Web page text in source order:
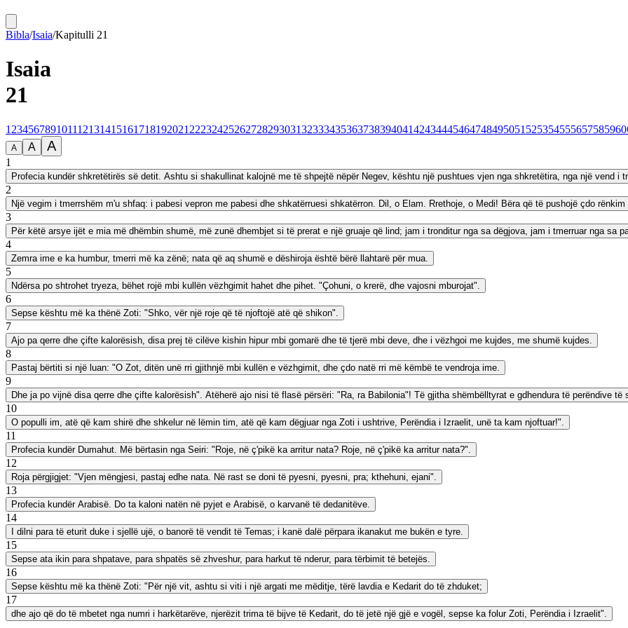
Bibla/Isaia/Kapitulli 21
Isaia
21
1 23456789101112131415161718192021 222324252627282930313233343536373839404142434445464748495051 525354555657585960
A A A
1
Profecia kundër shkretëtirës së detit. Ashtu si shakullinat kalojnë me të shpejtë nëpër Negev, kështu një pushtues vjen nga shkretëtira, nga një vend i
2
Një vegim i tmerrshëm m'u shfaq: i pabesi vepron me pabesi dhe shkatërruesi shkatërron. Dil, o Elam. Rrethoje, o Medi! Bëra që të pushojë çdo rënkim
3
Për këtë arsye ijët e mia më dhëmbin shumë, më zunë dhembjet si të prerat e një gruaje që lind; jam i tronditur nga sa dëgjova, jam i tmerruar nga sa
4
Zemra ime e ka humbur, tmerri më ka zënë; nata që aq shumë e dëshiroja është bërë llahtarë për mua.
5
Ndërsa po shtrohet tryeza, bëhet rojë mbi kullën vëzhgimit hahet dhe pihet. "Çohuni, o krerë, dhe vajosni mburojat".
6
Sepse kështu më ka thënë Zoti: "Shko, vër një roje që të njoftojë atë që shikon".
7
Ajo pa qerre dhe çifte kalorësish, disa prej të cilëve kishin hipur mbi gomarë dhe të tjerë mbi deve, dhe i vëzhgoi me kujdes, me shumë kujdes.
8
Pastaj bërtiti si një luan: "O Zot, ditën unë rri gjithnjë mbi kullën e vëzhgimit, dhe çdo natë rri më këmbë te vendroja ime.
9
Dhe ja po vijnë disa qerre dhe çifte kalorësish". Atëherë ajo nisi të flasë përsëri: "Ra, ra Babilonia"! Të gjitha shëmbëlltyrat e gdhendura të perëndive të
10
O populli im, atë që kam shirë dhe shkelur në lëmin tim, atë që kam dëgjuar nga Zoti i ushtrive, Perëndia i Izraelit, unë ta kam njoftuar!".
11
Profecia kundër Dumahut. Më bërtasin nga Seiri: "Roje, në ç'pikë ka arritur nata? Roje, në ç'pikë ka arritur nata?".
12
Roja përgjigjet: "Vjen mëngjesi, pastaj edhe nata. Në rast se doni të pyesni, pyesni, pra; kthehuni, ejani".
13
Profecia kundër Arabisë. Do ta kaloni natën në pyjet e Arabisë, o karvanë të dedanitëve.
14
I dilni para të eturit duke i sjellë ujë, o banorë të vendit të Temas; i kanë dalë përpara ikanakut me bukën e tyre.
15
Sepse ata ikin para shpatave, para shpatës së zhveshur, para harkut të nderur, para tërbimit të betejës.
16
Sepse kështu më ka thënë Zoti: "Për një vit, ashtu si viti i një argati me mëditje, tërë lavdia e Kedarit do të zhduket;
17
dhe ajo që do të mbetet nga numri i harkëtarëve, njerëzit trima të bijve të Kedarit, do të jetë një gjë e vogël, sepse ka folur Zoti, Perëndia i Izraelit".